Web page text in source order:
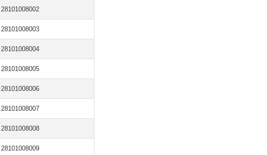
28101008002
28101008003
28101008004
28101008005
28101008006
28101008007
28101008008
28101008009